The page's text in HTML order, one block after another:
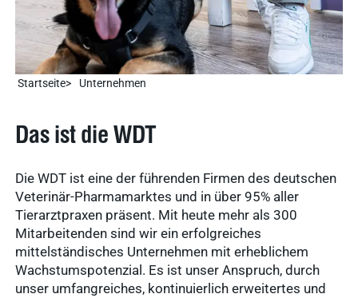
Startseite Unternehmen
Das ist die WDT
Die WDT ist eine der führenden Firmen des deutschen
Veterinär-Pharmamarktes und in über 95% aller
Tierarztpraxen präsent. Mit heute mehr als 300
Mitarbeitenden sind wir ein erfolgreiches
mittelständisches Unternehmen mit erheblichem
Wachstumspotenzial. Es ist unser Anspruch, durch
unser umfangreiches, kontinuierlich erweitertes und